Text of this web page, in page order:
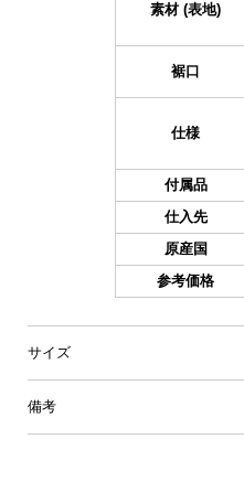
素材 (表地)
裾口
仕様
付属品
仕入先
原産国
参考価格
サイズ
備考